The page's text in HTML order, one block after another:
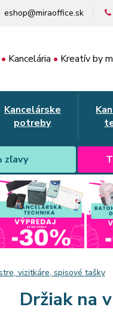
• Kancelária • Kreatív by
eshop@miraoffice.sk
Kancelárske
potreby
zľavy
vizitkáre, spisové tašky
Držiak na